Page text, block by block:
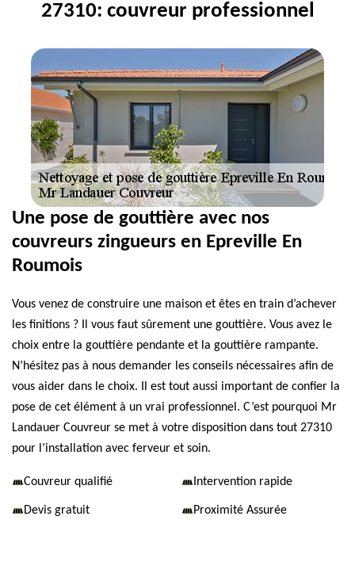
27310: couvreur professionnel
Une pose de gouttière avec nos
couvreurs zingueurs en Epreville En
Roumois
Vous venez de construire une maison et êtes en train d’achever
les finitions ? Il vous faut sûrement une gouttière. Vous avez le
choix entre la gouttière pendante et la gouttière rampante.
N’hésitez pas à nous demander les conseils nécessaires afin de
vous aider dans le choix. Il est tout aussi important de confier la
pose de cet élément à un vrai professionnel. C’est pourquoi Mr
Landauer Couvreur se met à votre disposition dans tout 27310
pour l’installation avec ferveur et soin.
Couvreur qualifié Intervention rapide
Devis gratuit Proximité Assurée